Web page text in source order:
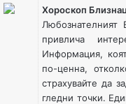
Хороскоп
привлича
Информация,
по-ценна,
страхувайте да
гледни точки.